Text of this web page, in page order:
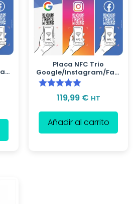
Placa NFC Trio
Google/Instagram/Facebook
Valorado con
119,99 € HT
Añadir al carrito